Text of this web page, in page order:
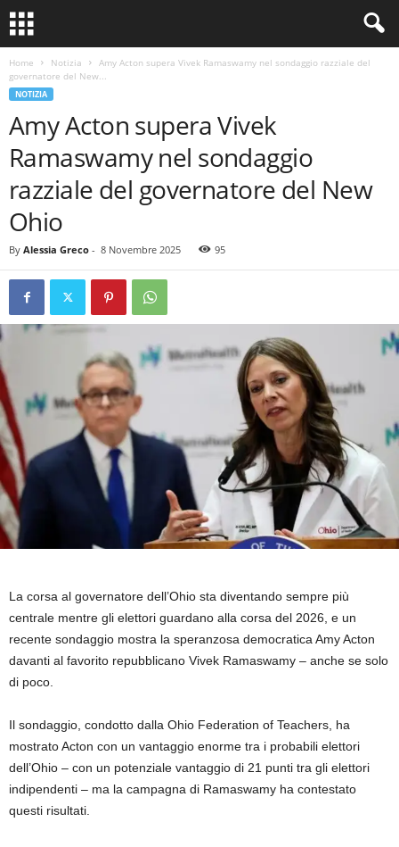
Home Notizia
Amy Acton supera Vivek Ramaswamy nel sondaggio razziale del
governatore del New...
NOTIZIA
Amy Acton supera Vivek
Ramaswamy nel sondaggio
razziale del governatore del New
Ohio
By Alessia Greco - 8 Novembre 2025 95
La corsa al governatore dell’Ohio sta diventando sempre più
centrale mentre gli elettori guardano alla corsa del 2026, e un
recente sondaggio mostra la speranzosa democratica Amy Acton
davanti al favorito repubblicano Vivek Ramaswamy – anche se solo
di poco.
Il sondaggio, condotto dalla Ohio Federation of Teachers, ha
mostrato Acton con un vantaggio enorme tra i probabili elettori
dell’Ohio – con un potenziale vantaggio di 21 punti tra gli elettori
indipendenti – ma la campagna di Ramaswamy ha contestato
questi risultati.